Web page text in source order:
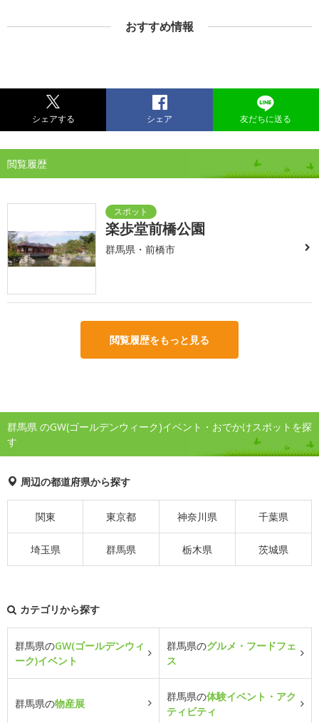
おすすめ情報
シェアする シェア 友だちに送る
閲覧履歴
楽歩堂前橋公園
群馬県・前橋市
閲覧履歴をもっと見る
群馬県 のGW(ゴールデンウィーク)イベント・おでかけスポットを探
す
周辺の都道府県から探す
関東 東京都 神奈川県 千葉県
埼玉県 群馬県 栃木県 茨城県
カテゴリから探す
群馬県のGW(ゴールデンウィ
ーク)イベント
群馬県のグルメ・フードフェ
ス
群馬県の物産展
群馬県の体験イベント・アク
ティビティ